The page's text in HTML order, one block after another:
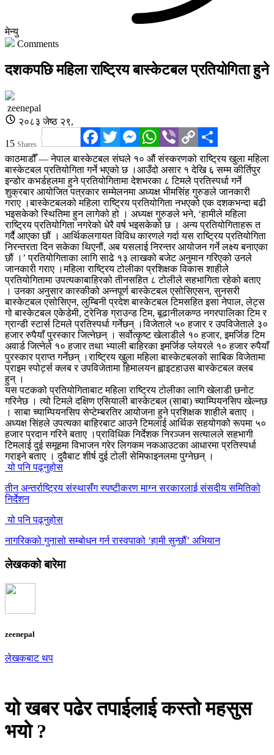
मेन्यु
Comments
दशकपछि महिला राष्ट्रिय बास्केटबल प्रतियोगिता हुने
zeenepal
२०८३ जेष्ठ २९,
15 Shares
FacebookTwitterMessengerWhatsApp
Viber
Copy
Link
काठमाडौँ — नेपाल बास्केटबल संघले १० औं संस्करणको राष्ट्रिय खुला महिला
बास्केटबल प्रतियोगिता गर्ने भएको छ ।आउँदो असार १ देखि ६ सम्म कीर्तिपुर
इन्डोर कभर्डहलमा हुने प्रतियोगितामा देशभरका ८ टिमले प्रतिस्पर्धा गर्ने
शुक्रबार आयोजित पत्रकार सम्मेलनमा अध्यक्ष भीमसिंह गुरुङले जानकारी
गराए ।बास्केटबलको महिला राष्ट्रिय प्रतियोगिता नभएको एक दशकभन्दा बढी
भइसकेको स्थितिमा हुन लागेको हो । अध्यक्ष गुरुङले भने, ‘हामीले महिला
राष्ट्रिय प्रतियोगिता नगरेको धेरै वर्ष भइसकेको छ । अन्य प्रतियोगिताहरू त
गर्दै आएका छौं । आर्थिकलगायत विविध कारणले गर्दा यस राष्ट्रिय प्रतियोगिता
निरन्तरता दिन सकेका थिएनौं, अब यसलाई निरन्तर आयोजन गर्ने लक्ष्य बनाएका
छौं ।’ प्रतियोगिताका लागि साढे १३ लाखको बजेट अनुमान गरिएको उनले
जानकारी गराए ।महिला राष्ट्रिय टोलीका प्रशिक्षक विकास शाहीले
प्रतियोगितामा उपत्यकाबाहिरको तीनसहित ८ टोलीले सहभागिता रहेको बताए
। उनका अनुसार कास्कीको अन्नपूर्ण बास्केटबल एसोसिएसन, सुनसरी
बास्केटबल एसोसिएन, लुम्बिनी प्रदेश बास्केटबल टिमसहित इसा नेपाल, लेट्स
गो बास्केटबल एकेडेमी, ट्रेनिङ ग्राउन्ड टिम, बूढानीलकण्ठ नगरपालिका टिम र
ग्रान्डी स्टार्स टिमले प्रतिस्पर्धा गर्नेछन् ।विजेताले ५० हजार र उपविजेताले ३०
हजार रुपैयाँ पुरस्कार जित्नेछन् । सर्वोत्कृष्ट खेलाडीले १० हजार, इमर्जिङ टिम
अवार्ड जित्नेले १० हजार तथा भ्याली बाहिरका इमर्जिङ प्लेयरले १० हजार रुपैयाँ
पुरस्कार प्राप्त गर्नेछन् ।राष्ट्रिय खुला महिला बास्केटबलको साबिक विजेतामा
प्राइम स्पोर्ट्स क्लब र उपविजेतामा हिमालयन ह्वाइटहाउस बास्केटबल क्लब
हुन् ।
यस पटकको प्रतियोगिताबाट महिला राष्ट्रिय टोलीका लागि खेलाडी छनोट
गरिनेछ । त्यो टिमले दक्षिण एसियाली बास्केटबल (साबा) च्याम्पियनसिप खेल्नछ
। साबा च्याम्पियनसिप सेप्टेम्बरतिर आयोजना हुने प्रशिक्षक शाहीले बताए ।
अध्यक्ष सिंहले उपत्यका बाहिरबाट आउने टिमलाई आर्थिक सहयोगको रूपमा ५०
हजार प्रदान गरिने बताए ।प्राविधिक निर्देशक निरञ्जन सत्यालले सहभागी
टिमलाई दुई समूहमा विभाजन गरेर लिगकम नकआउटका आधारमा प्रतिस्पर्धा
गराइने बताए । दुवैबाट शीर्ष दुई टोली सेमिफाइनलमा पुग्नेछन् ।
यो पनि पढ्नुहोस
तीन अन्तर्राष्ट्रिय संस्थासँग स्पष्टीकरण माग्न सरकारलाई संसदीय समितिको
निर्देशन
यो पनि पढ्नुहोस
नागरिकको गुनासो सम्बोधन गर्न रास्वपाको ‘हामी सुन्छौं’ अभियान
लेखकको बारेमा
zeenepal
लेखकबाट थप
यो खबर पढेर तपाईलाई कस्तो महसुस
भयो ?